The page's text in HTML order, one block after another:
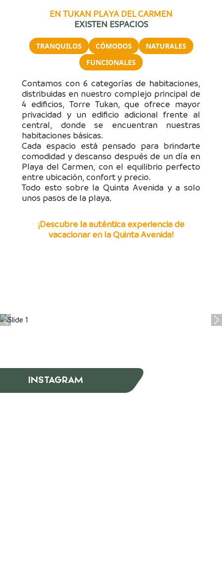
EN TUKAN PLAYA DEL CARMEN
EXISTEN ESPACIOS
TRANQUILOS CÓMODOS
NATURALES
FUNCIONALES
Contamos con 6 categorías de habitaciones,
distribuidas en nuestro complejo principal de
4 edificios, Torre Tukan, que ofrece mayor
privacidad y un edificio adicional frente al
central, donde se encuentran nuestras
habitaciones básicas.
Cada espacio está pensado para brindarte
comodidad y descanso después de un día en
Playa del Carmen, con el equilibrio perfecto
entre ubicación, confort y precio.
Todo esto sobre la Quinta Avenida y a solo
unos pasos de la playa.
¡Descubre la auténtica experiencia de
vacacionar en la Quinta Avenida!
Previous
INSTAGRAM